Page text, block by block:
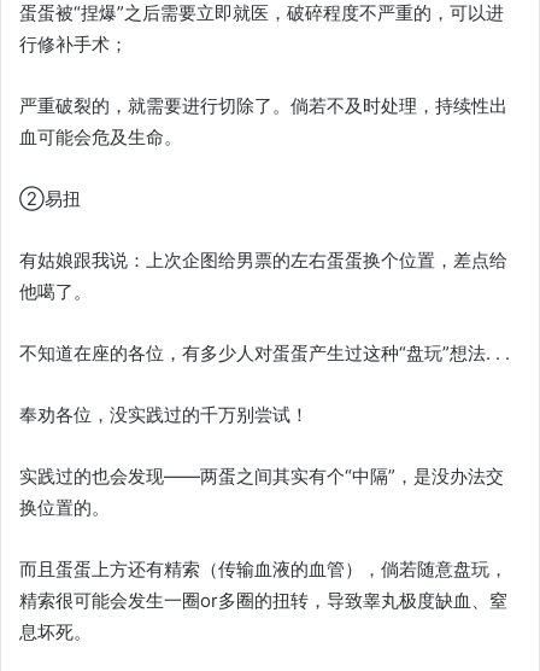
蛋蛋被“捏爆”之后需要立即就医，破碎程度不严重的，可以进
行修补手术；
严重破裂的，就需要进行切除了。倘若不及时处理，持续性出
血可能会危及生命。
②易扭
有姑娘跟我说：上次企图给男票的左右蛋蛋换个位置，差点给
他噶了。
不知道在座的各位，有多少人对蛋蛋产生过这种“盘玩”想法. . .
奉劝各位，没实践过的千万别尝试！
实践过的也会发现——两蛋之间其实有个“中隔”，是没办法交
换位置的。
而且蛋蛋上方还有精索（传输血液的血管），倘若随意盘玩，
精索很可能会发生一圈or多圈的扭转，导致睾丸极度缺血、窒
息坏死。